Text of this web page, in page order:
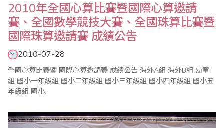
2010年全國心算比賽暨國際心算邀請
賽、全國數學競技大賽、全國珠算比賽暨
國際珠算邀請賽 成績公告
2010-07-28
全國心算比賽暨 國際心算邀請賽 成績公告 海外A組 海外B組 幼童
組 國小一年級組 國小二年級組 國小三年級組 國小四年級組 國小五
年級組 國小..